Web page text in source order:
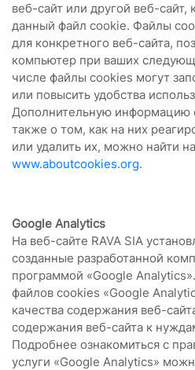
веб-сайт или другой веб-сайт,
данный файл cookie. Файлы
для конкретного веб-сайта,
компьютер при ваших
числе файлы cookies могут
или повысить удобства
Дополнительную информацию
также о том, как на них
или удалить их, можно найти
www.aboutcookies.org.
Google Analytics
На веб-сайте RAVA SIA
созданные разработанной
программой «Google
файлов cookies «Google
качества содержания веб-
содержания веб-сайта к
Подробнее ознакомиться с
услуги «Google Analytics»